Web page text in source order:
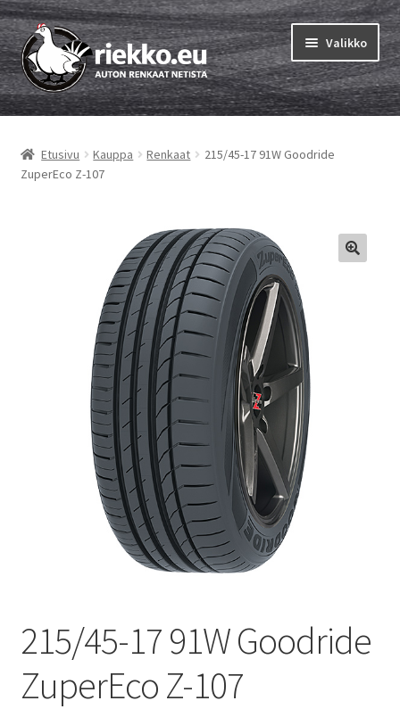
Siirry
navigointiin
Siirry
sisältöön
Valikko
Etusivu
Vinkit & ohjeet
Etusivu Kauppa Renkaat
215/45-17 91W Goodride
ZuperEco Z-107
215/45-17 91W Goodride
ZuperEco Z-107